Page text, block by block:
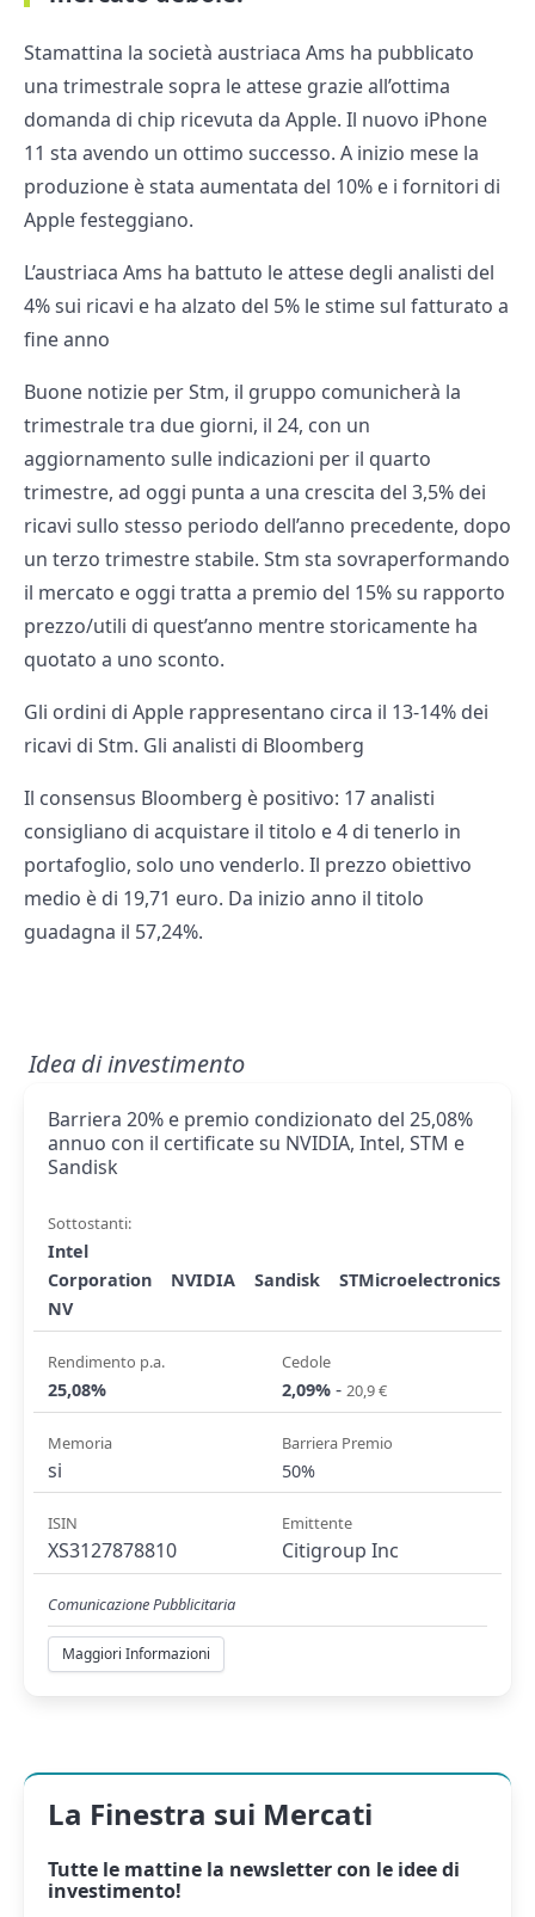
Stamattina la società austriaca Ams ha pubblicato
una trimestrale sopra le attese grazie all’ottima
domanda di chip ricevuta da Apple. Il nuovo iPhone
11 sta avendo un ottimo successo. A inizio mese la
produzione è stata aumentata del 10% e i fornitori di
Apple festeggiano.
L’austriaca Ams ha battuto le attese degli analisti del
4% sui ricavi e ha alzato del 5% le stime sul fatturato a
fine anno
Buone notizie per Stm, il gruppo comunicherà la
trimestrale tra due giorni, il 24, con un
aggiornamento sulle indicazioni per il quarto
trimestre, ad oggi punta a una crescita del 3,5% dei
ricavi sullo stesso periodo dell’anno precedente, dopo
un terzo trimestre stabile. Stm sta sovraperformando
il mercato e oggi tratta a premio del 15% su rapporto
prezzo/utili di quest’anno mentre storicamente ha
quotato a uno sconto.
Gli ordini di Apple rappresentano circa il 13-14% dei
ricavi di Stm. Gli analisti di Bloomberg
Il consensus Bloomberg è positivo: 17 analisti
consigliano di acquistare il titolo e 4 di tenerlo in
portafoglio, solo uno venderlo. Il prezzo obiettivo
medio è di 19,71 euro. Da inizio anno il titolo
guadagna il 57,24%.
Idea di investimento
Barriera 20% e premio condizionato del 25,08%
annuo con il certificate su NVIDIA, Intel, STM e
Sandisk
Sottostanti:
Intel
Corporation
NVIDIA Sandisk
STMicroelectronics
NV
Rendimento p.a.
25,08%
Cedole
2,09% - 20,9 €
Memoria
si
Barriera Premio
50%
ISIN
XS3127878810
Emittente
Citigroup Inc
Comunicazione Pubblicitaria
Maggiori Informazioni
La Finestra sui Mercati
Tutte le mattine la newslettercon le idee di
investimento!